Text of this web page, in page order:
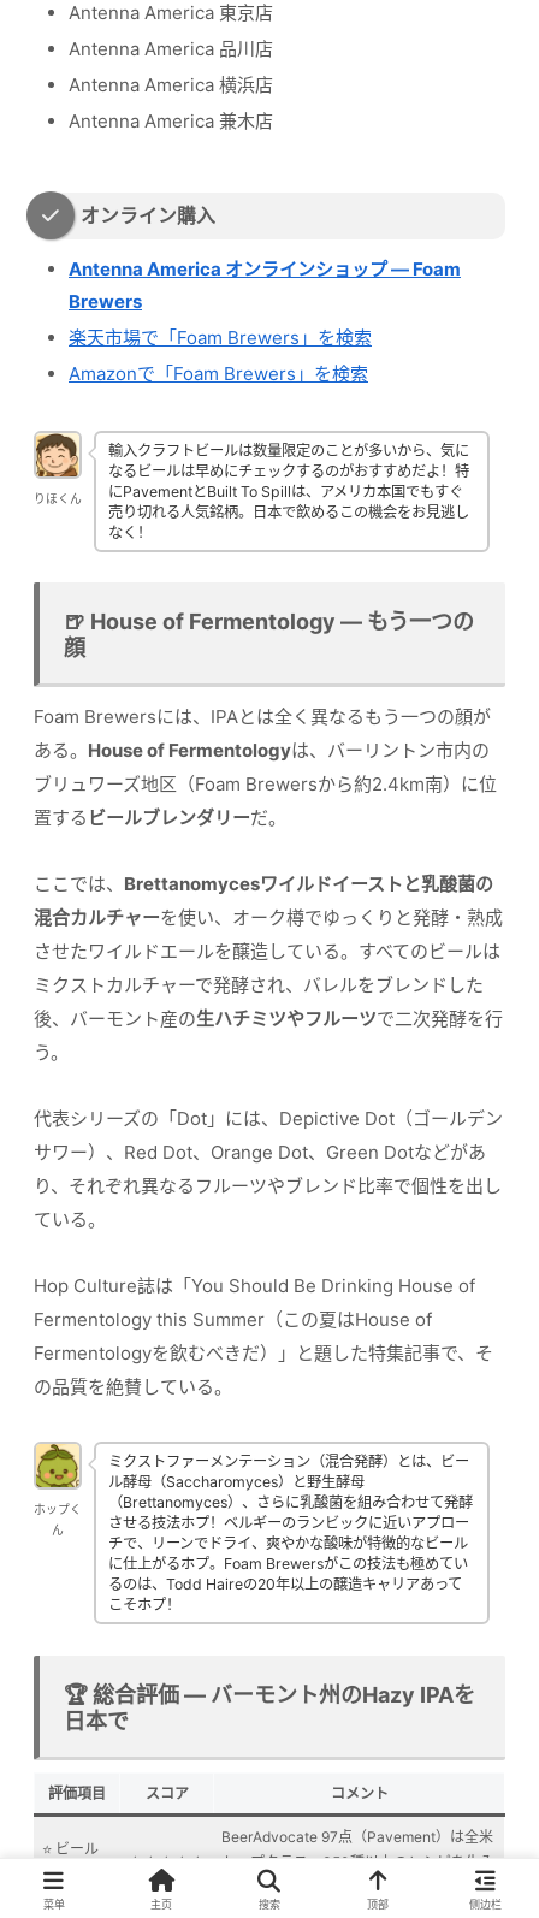
Antenna America 東京店
Antenna America 品川店
Antenna America 横浜店
Antenna America 兼木店
オンライン購入
Antenna America オンラインショップ — Foam
Brewers
楽天市場で「Foam Brewers」を検索
Amazonで「Foam Brewers」を検索
りほくん
輸入クラフトビールは数量限定のことが多いから、気に
なるビールは早めにチェックするのがおすすめだよ！特
にPavementとBuilt To Spillは、アメリカ本国でもすぐ
売り切れる人気銘柄。日本で飲めるこの機会をお見逃し
なく！
🍺 House of Fermentology — もう一つの
顔
Foam Brewersには、IPAとは全く異なるもう一つの顔が
ある。 House of Fermentologyは、バーリントン市内の
ブリュワーズ地区（Foam Brewersから約2.4km南）に位
置する ビールブレンダリーだ。
ここでは、 Brettanomycesワイルドイーストと乳酸菌の
混合カルチャーを使い、オーク樽でゆっくりと発酵・熟成
させたワイルドエールを醸造している。すべてのビールは
ミクストカルチャーで発酵され、バレルをブレンドした
後、バーモント産の生ハチミツやフルーツで二次発酵を行
う。
代表シリーズの「Dot」には、Depictive Dot（ゴールデン
サワー）、Red Dot、Orange Dot、Green Dotなどがあ
り、それぞれ異なるフルーツやブレンド比率で個性を出し
ている。
Hop Culture誌は「You Should Be Drinking House of
Fermentology this Summer（この夏はHouse of
Fermentologyを飲むべきだ）」と題した特集記事で、そ
の品質を絶賛している。
ホップく
ん
ミクストファーメンテーション（混合発酵）とは、ビー
ル酵母（Saccharomyces）と野生酵母
（Brettanomyces）、さらに乳酸菌を組み合わせて発酵
させる技法ホプ！ベルギーのランビックに近いアプロー
チで、リーンでドライ、爽やかな酸味が特徴的なビール
に仕上がるホプ。Foam Brewersがこの技法も極めてい
るのは、Todd Haireの20年以上の醸造キャリアあって
こそホプ！
🏆 総合評価 — バーモント州のHazy IPAを
日本で
評価項目 スコア コメント
⭐ ビール
の品質
★★★★★
BeerAdvocate 97点（Pavement）は全米
トップクラス。350種以上のレシピを生み
出す創造性
菜单 主页 搜索 顶部 侧边栏